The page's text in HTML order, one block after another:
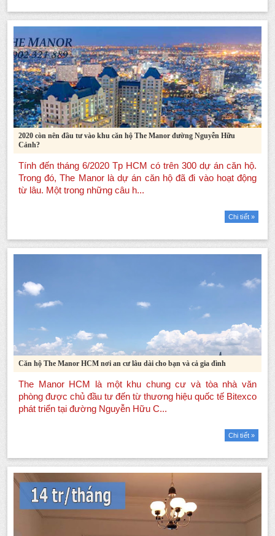
2020 còn nên đầu tư vào khu căn hộ The Manor đường Nguyễn Hữu
Cảnh?
Chi tiết »
Căn hộ The Manor HCM nơi an cư lâu dài cho bạn và cả gia đình
Chi tiết »